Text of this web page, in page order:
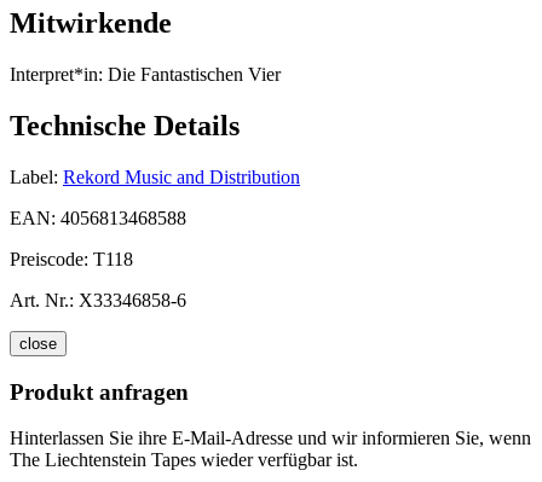
Mitwirkende
Interpret*in: Die Fantastischen Vier
Technische Details
Label: Rekord Music and Distribution
EAN: 4056813468588
Preiscode: T118
Art. Nr.: X33346858-6
close
Produkt anfragen
Hinterlassen Sie ihre E-Mail-Adresse und wir informieren Sie, wenn
The Liechtenstein Tapes wieder verfügbar ist.